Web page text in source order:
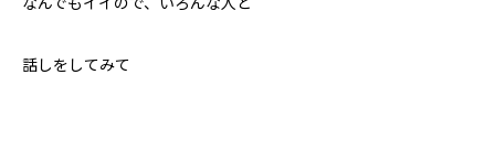
話しをしてみて